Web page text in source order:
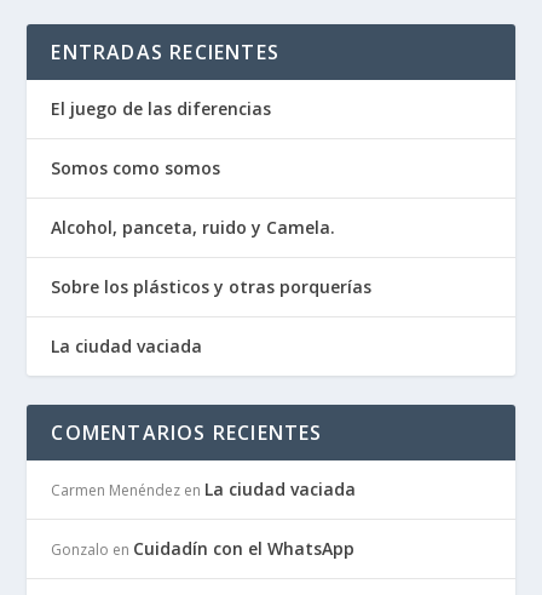
ENTRADAS RECIENTES
El juego de las diferencias
Somos como somos
Alcohol, panceta, ruido y Camela.
Sobre los plásticos y otras porquerías
La ciudad vaciada
COMENTARIOS RECIENTES
Carmen Menéndez en La ciudad vaciada
Gonzalo en Cuidadín con el WhatsApp